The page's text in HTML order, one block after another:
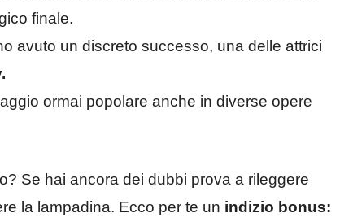
finale.
avuto un discreto successo, una delle attrici
ormai popolare anche in diverse opere
Se hai ancora dei dubbi prova a rileggere
la lampadina. Ecco per te un indizio bonus: